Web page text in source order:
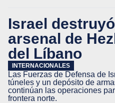
Israel
arsenal de
del Líbano
INTERNACIONALES
Las Fuerzas de Defensa de
túneles y un depósito de
continúan las operaciones
frontera norte.